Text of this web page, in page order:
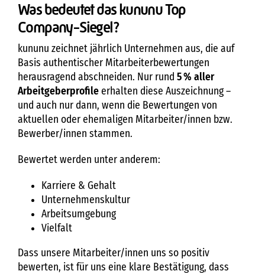
Was bedeutet das kununu Top
Company-Siegel?
kununu zeichnet jährlich Unternehmen aus, die auf
Basis authentischer Mitarbeiterbewertungen
herausragend abschneiden. Nur rund 5 % aller
Arbeitgeberprofileerhalten diese Auszeichnung –
und auch nur dann, wenn die Bewertungen von
aktuellen oder ehemaligen Mitarbeiter/innen bzw.
Bewerber/innen stammen.
Bewertet werden unter anderem:
Karriere & Gehalt
Unternehmenskultur
Arbeitsumgebung
Vielfalt
Dass unsere Mitarbeiter/innen uns so positiv
bewerten, ist für uns eine klare Bestätigung, dass